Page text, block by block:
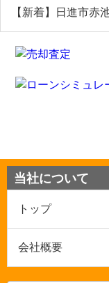
【新着】日進市赤
当社について
トップ
会社概要